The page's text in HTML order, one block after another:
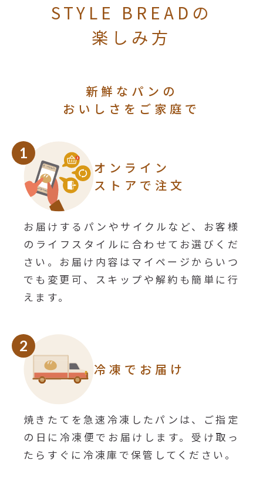
しいわけじゃなくて、ちょっとした
おかずと合わせても美味しいし。娘
のお弁当にも良く持たせてました。
STYLE BREADの
楽しみ方
新鮮なパンの
おいしさをご家庭で
1
オンライン
ストアで注文
お届けするパンやサイクルなど、お客様
のライフスタイルに合わせてお選びくだ
さい。お届け内容はマイページからいつ
でも変更可、スキップや解約も簡単に行
えます。
2
冷凍でお届け
焼きたてを急速冷凍したパンは、ご指定
の日に冷凍便でお届けします。受け取っ
たらすぐに冷凍庫で保管してください。